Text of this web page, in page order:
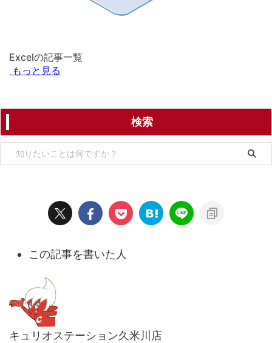
Excelの記事一覧
もっと見る
検索
この記事を書いた人
キュリオステーション久米川店